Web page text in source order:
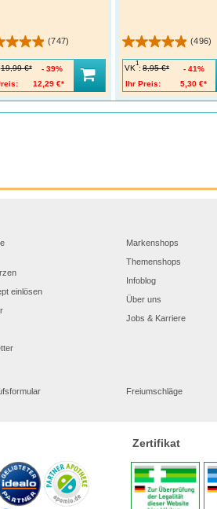
(747)
19,99 €*
12,29 €*
39%
(496)
VK
1
: 8,95 €*
Ihr Preis:
5,30 €*
41%
einlösen
Markenshops
Themenshops
Infoblog
Über uns
Jobs & Karriere
Freiumschläge
Zertifikat